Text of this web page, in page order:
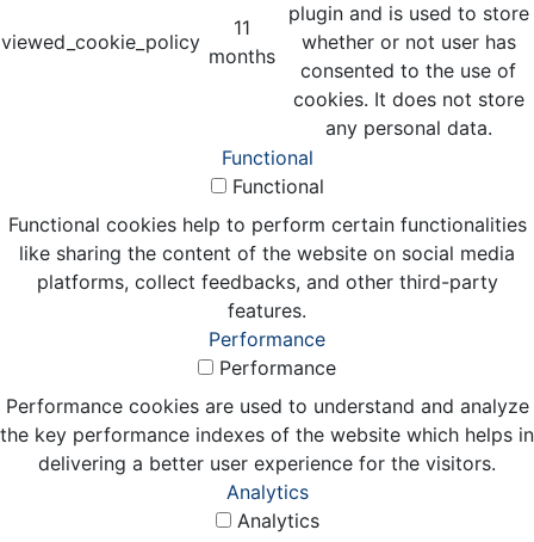
viewed_cookie_policy
11
months
plugin and is used to store
whether or not user has
consented to the use of
cookies. It does not store
any personal data.
Functional
Functional
Functional cookies help to perform certain functionalities
like sharing the content of the website on social media
platforms, collect feedbacks, and other third-party
features.
Performance
Performance
Performance cookies are used to understand and analyze
the key performance indexes of the website which helps in
delivering a better user experience for the visitors.
Analytics
Analytics